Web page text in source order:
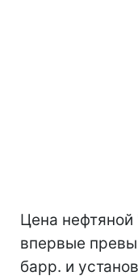
Цена
впервые
барр. и